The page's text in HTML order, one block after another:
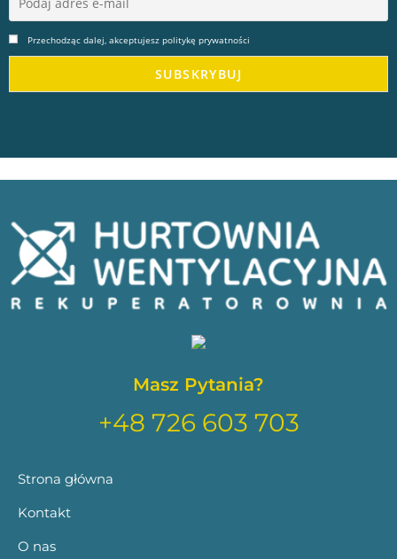
Przechodząc dalej, akceptujesz politykę prywatności
Masz Pytania?
+48 726 603 703
Strona główna
Kontakt
O nas